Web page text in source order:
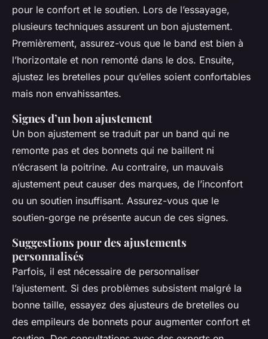
pour le confort et le soutien. Lors de l’essayage,
plusieurs techniques assurent un bon ajustement.
Premièrement, assurez-vous que le band est bien à
l’horizontale et non remonté dans le dos. Ensuite,
ajustez les bretelles pour qu’elles soient confortables
mais non envahissantes.
Signes d’un bon ajustement
Un bon ajustement se traduit par un band qui ne
remonte pas et des bonnets qui ne baillent ni
n’écrasent la poitrine. Au contraire, un mauvais
ajustement peut causer des marques, de l’inconfort
ou un soutien insuffisant. Assurez-vous que le
soutien-gorge ne présente aucun de ces signes.
Suggestions pour des ajustements
personnalisés
Parfois, il est nécessaire de personnaliser
l’ajustement. Si des problèmes subsistent malgré la
bonne taille, essayez des ajusteurs de bretelles ou
des empileurs de bonnets pour augmenter confort et